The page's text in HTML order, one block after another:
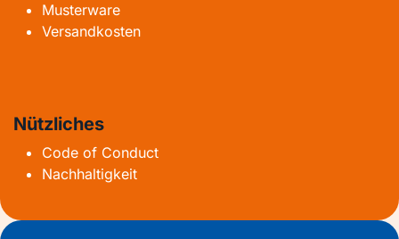
Musterware
Versandkosten
Nützliches
Code of Conduct
Nachhaltigkeit